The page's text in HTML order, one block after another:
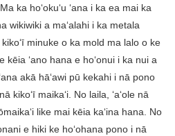
ka hoʻokuʻu ʻana i ka ea mai ka
wikiwiki a maʻalahi i ka metala
kikoʻī minuke o ka mold ma lalo o ke
kēia ʻano hana e hoʻonui i ka nui a
akā hāʻawi pū kekahi i nā pono
kikoʻī maikaʻi. No laila, ʻaʻole nā
like mai kēia kaʻina hana. No
e hiki ke hoʻohana pono i nā